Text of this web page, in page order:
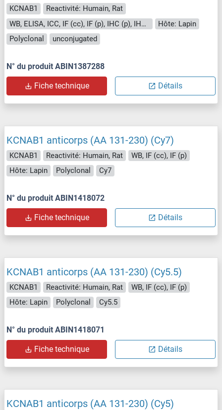
KCNAB1
Reactivité: Humain, Rat
WB, ELISA, ICC, IF (cc), IF (p), IHC (p), IHC (fro)
Hôte: Lapin
Polyclonal
unconjugated
N° du produit ABIN1387288
Fiche technique Détails
KCNAB1 anticorps (AA 131-230) (Cy7)
KCNAB1 Reactivité: Humain, Rat
WB, IF (cc), IF (p)
Hôte: Lapin
Polyclonal Cy7
N° du produit ABIN1418072
Fiche technique Détails
KCNAB1 anticorps (AA 131-230) (Cy5.5)
KCNAB1 Reactivité: Humain, Rat
WB, IF (cc), IF (p)
Hôte: Lapin
Polyclonal Cy5.5
N° du produit ABIN1418071
Fiche technique Détails
KCNAB1 anticorps (AA 131-230) (Cy5)